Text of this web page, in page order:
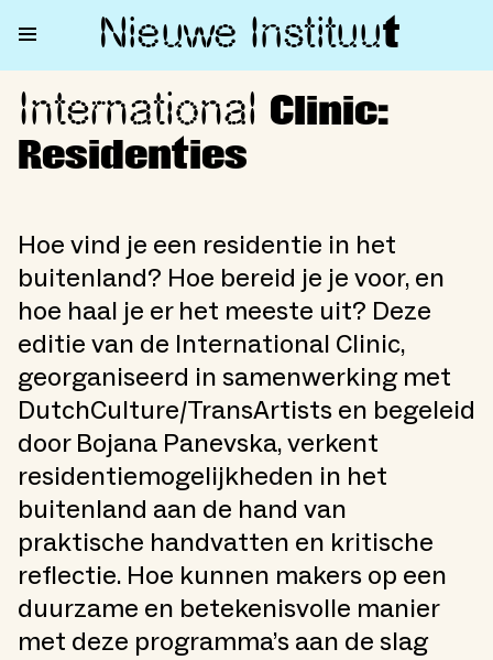
Nieuwe Instituut
International Clinic:
International Clinic:
Residenties
Hoe vind je een residentie in het
buitenland? Hoe bereid je je voor, en
hoe haal je er het meeste uit? Deze
editie van de International Clinic,
georganiseerd in samenwerking met
DutchCulture/TransArtists en begeleid
door Bojana Panevska, verkent
residentiemogelijkheden in het
buitenland aan de hand van
praktische handvatten en kritische
reflectie. Hoe kunnen makers op een
duurzame en betekenisvolle manier
met deze programma’s aan de slag